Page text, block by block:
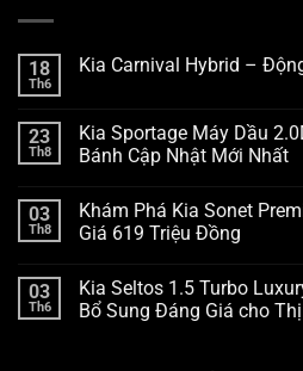
18
Th6
Kia Carnival Hybrid –
23
Th8
Kia Sportage Máy Dầu
Bánh Cập Nhật Mới Nhất
03
Th8
Khám Phá Kia Sonet
Giá 619 Triệu Đồng
03
Th6
Kia Seltos 1.5 Turbo
Bổ Sung Đáng Giá cho